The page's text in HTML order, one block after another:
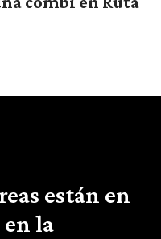
están en
la